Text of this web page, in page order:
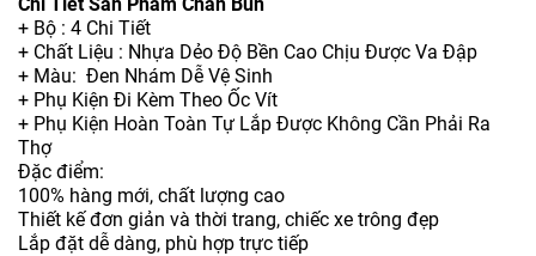
+ Bộ : 4 Chi Tiết
+ Chất Liệu : Nhựa Dẻo Độ Bền Cao Chịu Được Va Đập
+ Màu: Đen Nhám Dễ Vệ Sinh
+ Phụ Kiện Đi Kèm Theo Ốc Vít
+ Phụ Kiện Hoàn Toàn Tự Lắp Được Không Cần Phải Ra
Thợ
Đặc điểm:
100% hàng mới, chất lượng cao
Thiết kế đơn giản và thời trang, chiếc xe trông đẹp
Lắp đặt dễ dàng, phù hợp trực tiếp